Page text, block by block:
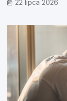
22 lipca 2026